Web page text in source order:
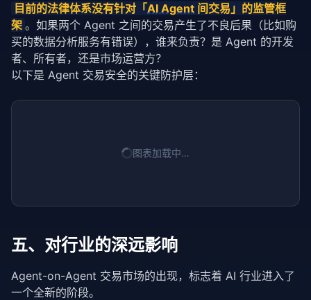
"""匹配服务请求"""
        candidates = [
            o
for o in self.offerings
if o.service_name ==
and o.price <= request.budget
and o.reputation >=
return sorted(candidates, key=lambda x:
目前的法律体系没有针对「AI Agent 间交易」的监管框
架 。如果两个 Agent 之间的交易产生了不良后果（比如购
买的数据分析服务有错误），谁来负责？是 Agent 的开发
者、所有者，还是市场运营方？
以下是 Agent 交易安全的关键防护层：
图表加载中…
五、对行业的深远影响
Agent-on-Agent 交易市场的出现，标志着 AI 行业进入了
一个全新的阶段。